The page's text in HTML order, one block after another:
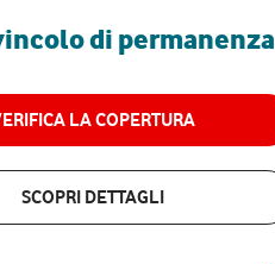
di permanenza
LA COPERTURA
SCOPRI DETTAGLI